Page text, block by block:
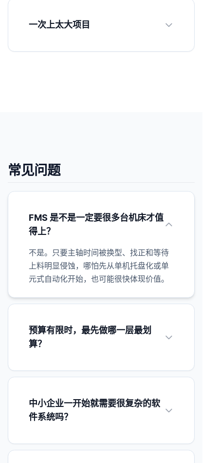
一次上太大项目
常见问题
FMS 是不是一定要很多台机床才值
得上？
不是。只要主轴时间被换型、找正和等待
上料明显侵蚀，哪怕先从单机托盘化或单
元式自动化开始，也可能很快体现价值。
预算有限时，最先做哪一层最划
算？
中小企业一开始就需要很复杂的软
件系统吗？